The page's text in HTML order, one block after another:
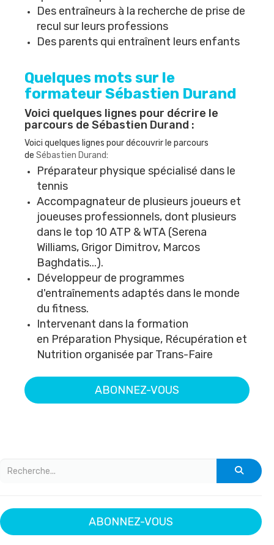
Des entraîneurs à la recherche de prise de
recul sur leurs professions
Des parents qui entraînent leurs enfants
Quelques mots sur le
formateur Sébastien Durand
Voici quelques lignes pour décrire le
parcours de Sébastien Durand :
Voici quelques lignes pour découvrir le parcours
de Sébastien Durand:
Préparateur physique spécialisé dans le
tennis
Accompagnateur de plusieurs joueurs et
joueuses professionnels, dont plusieurs
dans le top 10 ATP & WTA (Serena
Williams, Grigor Dimitrov, Marcos
Baghdatis...).
Développeur de programmes
d'entraînements adaptés dans le monde
du fitness.
Intervenant dans la formation
en Préparation Physique, Récupération et
Nutrition organisée parTrans-Faire
ABONNEZ-VOUS
ABONNEZ-VOUS